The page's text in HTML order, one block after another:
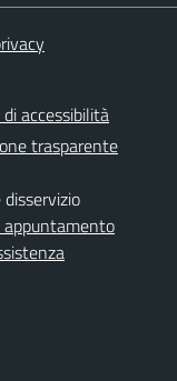
accessibilità
trasparente
appuntamento